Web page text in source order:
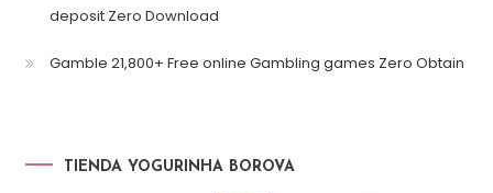
deposit Zero Download
Gamble 21,800+ Free online Gambling games Zero Obtain
TIENDA YOGURINHA BOROVA